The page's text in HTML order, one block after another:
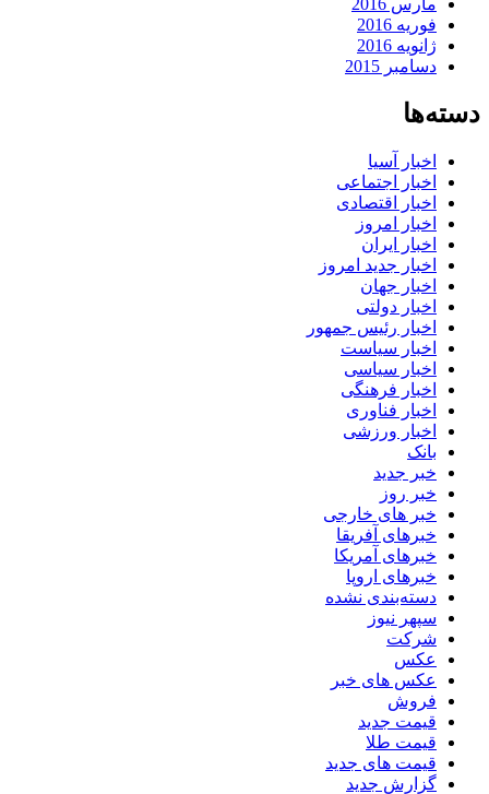
مارس 2016
فوریه 2016
ژانویه 2016
دسامبر 2015
دسته‌ها
اخبار آسیا
اخبار اجتماعی
اخبار اقتصادی
اخبار امروز
اخبار ایران
اخبار جدید امروز
اخبار جهان
اخبار دولتی
اخبار رئیس جمهور
اخبار سیاست
اخبار سیاسی
اخبار فرهنگی
اخبار فناوری
اخبار ورزشی
بانک
خبر جدید
خبر روز
خبر های خارجی
خبرهای آفریقا
خبرهای آمریکا
خبرهای اروپا
دسته‌بندی نشده
سپهر نیوز
شرکت
عکس
عکس های خبر
فروش
قیمت جدید
قیمت طلا
قیمت های جدید
گزارش جدید